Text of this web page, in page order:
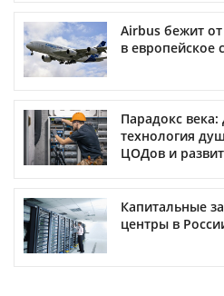
Airbus бежит
в европейское
Парадокс века:
технология
ЦОДов и
Капитальные
центры в